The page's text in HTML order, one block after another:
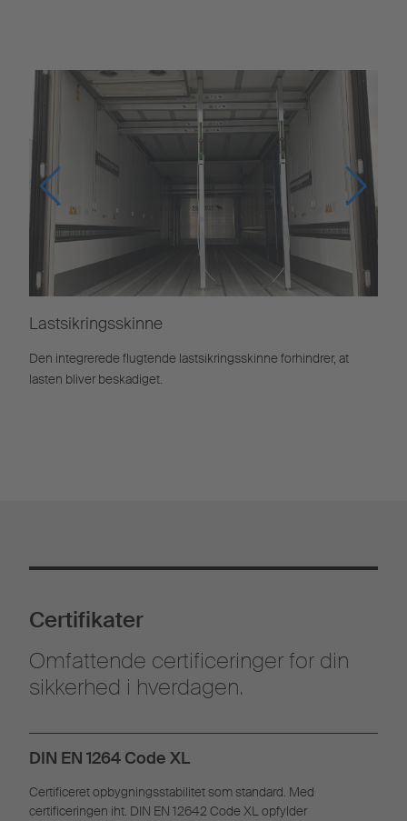
Lastsikringsskinne
Den integrerede flugtende lastsikringsskinne forhindrer, at
lasten bliver beskadiget.
Certifikater
Omfattende certificeringer for din
sikkerhed i hverdagen.
DIN EN 1264 Code XL
Certificeret opbygningsstabilitet som standard. Med
certificeringen iht. DIN EN 12642 Code XL opfylder